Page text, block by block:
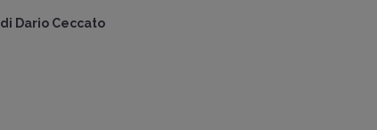
di Dario Ceccato